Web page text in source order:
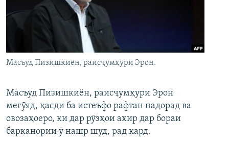
Масъуд Пизишкиён, раисҷумҳури Эрон.
Масъуд Пизишкиён, раисҷумҳури Эрон
мегӯяд, қасди ба истеъфо рафтан надорад ва
овозаҳоеро, ки дар рӯзҳои ахир дар бораи
барканории ӯ нашр шуд, рад кард.